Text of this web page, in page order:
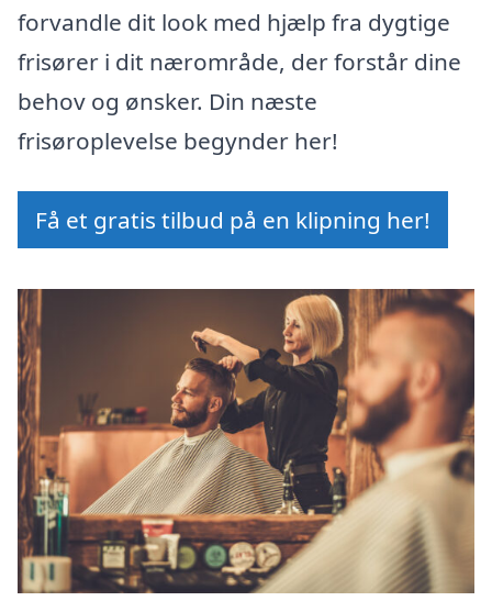
forvandle dit look med hjælp fra dygtige
frisører i dit nærområde, der forstår dine
behov og ønsker. Din næste
frisøroplevelse begynder her!
Få et gratis tilbud på en klipning her!